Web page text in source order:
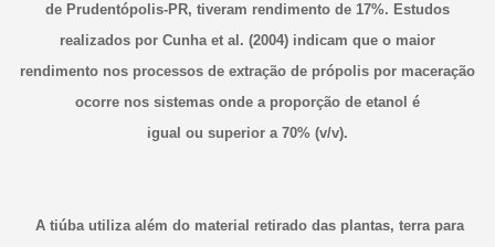
de Prudentópolis-PR, tiveram rendimento de 17%. Estudos
realizados por Cunha et al. (2004) indicam que o maior
rendimento nos processos de extração de própolis por maceração
ocorre nos sistemas onde a proporção de etanol é
igual ou superior a 70% (v/v).
A tiúba utiliza além do material retirado das plantas, terra para